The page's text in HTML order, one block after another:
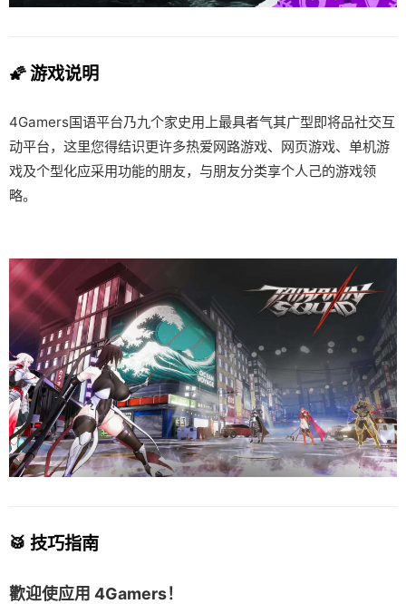
🌠 游戏说明
4Gamers国语平台乃九个家史用上最具者气其广型即将品社交互
动平台，这里您得结识更许多热爱网路游戏、网页游戏、单机游
戏及个型化应采用功能的朋友，与朋友分类享个人己的游戏领
略。
🥁 技巧指南
歡迎使应用 4Gamers！